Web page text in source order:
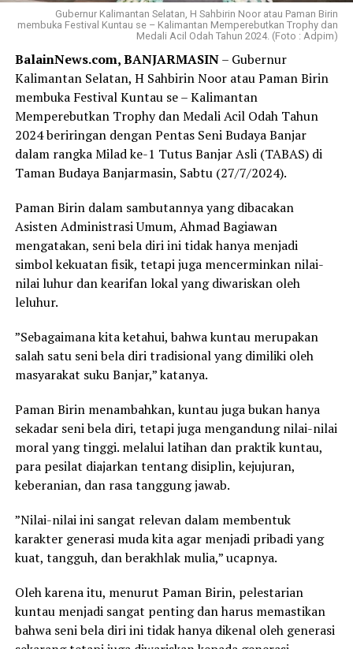
Gubernur Kalimantan Selatan, H Sahbirin Noor atau Paman Birin
membuka Festival Kuntau se – Kalimantan Memperebutkan Trophy dan
Medali Acil Odah Tahun 2024. (Foto : Adpim)
BalainNews.com, BANJARMASIN– Gubernur
Kalimantan Selatan, H Sahbirin Noor atau Paman Birin
membuka Festival Kuntau se – Kalimantan
Memperebutkan Trophy dan Medali Acil Odah Tahun
2024 beriringan dengan Pentas Seni Budaya Banjar
dalam rangka Milad ke-1 Tutus Banjar Asli (TABAS) di
Taman Budaya Banjarmasin, Sabtu (27/7/2024).
Paman Birin dalam sambutannya yang dibacakan
Asisten Administrasi Umum, Ahmad Bagiawan
mengatakan, seni bela diri ini tidak hanya menjadi
simbol kekuatan fisik, tetapi juga mencerminkan nilai-
nilai luhur dan kearifan lokal yang diwariskan oleh
leluhur.
”Sebagaimana kita ketahui, bahwa kuntau merupakan
salah satu seni bela diri tradisional yang dimiliki oleh
masyarakat suku Banjar,” katanya.
Paman Birin menambahkan, kuntau juga bukan hanya
sekadar seni bela diri, tetapi juga mengandung nilai-nilai
moral yang tinggi. melalui latihan dan praktik kuntau,
para pesilat diajarkan tentang disiplin, kejujuran,
keberanian, dan rasa tanggung jawab.
”Nilai-nilai ini sangat relevan dalam membentuk
karakter generasi muda kita agar menjadi pribadi yang
kuat, tangguh, dan berakhlak mulia,” ucapnya.
Oleh karena itu, menurut Paman Birin, pelestarian
kuntau menjadi sangat penting dan harus memastikan
bahwa seni bela diri ini tidak hanya dikenal oleh generasi